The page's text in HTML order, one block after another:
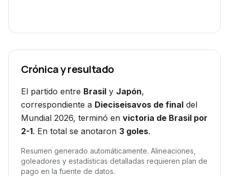
Crónica y resultado
El partido entre Brasil y Japón,
correspondiente a Dieciseisavos de final del
Mundial 2026, terminó en victoria de Brasil por
2-1. En total se anotaron 3 goles.
Resumen generado automáticamente. Alineaciones,
goleadores y estadísticas detalladas requieren plan de
pago en la fuente de datos.